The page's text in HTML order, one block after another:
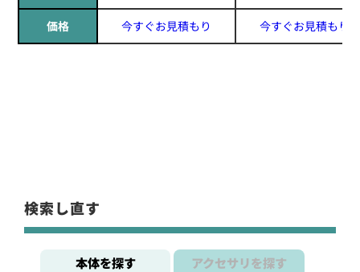
価格 今すぐお見積もり 今すぐお見積もり
検索し直す
本体を探す アクセサリを探す